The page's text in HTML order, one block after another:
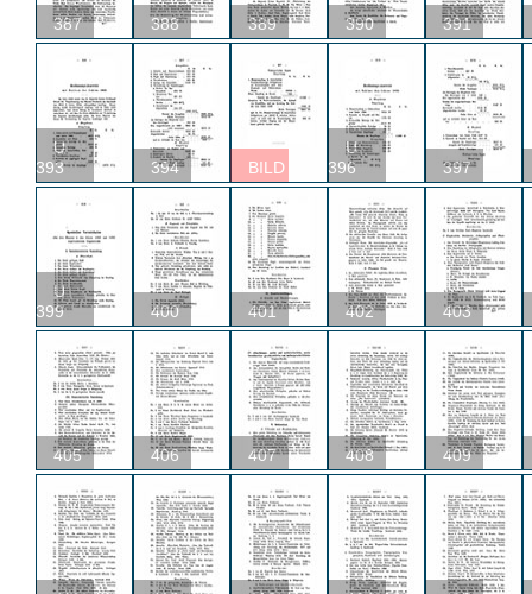
387 388 389 390 391
U
393
394 BILD
U
396
397
U
399
400 401 402 403
405 406 407 408 409